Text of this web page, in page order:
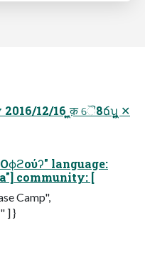
language:
community: [
Camp",
] }